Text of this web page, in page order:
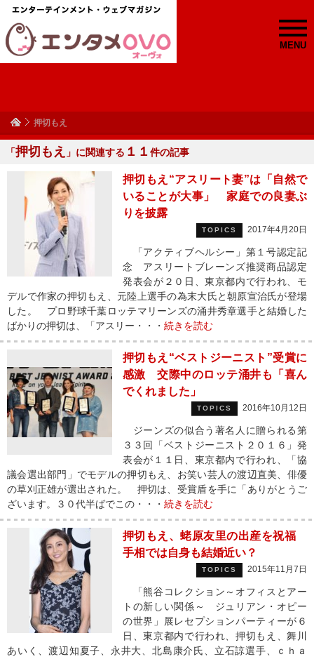
MENU
押切もえ
「押切もえ 」に関連する １１ 件の記事
押切もえ“アスリート妻”は「自然で
いることが大事」 家庭での良妻ぶ
りを披露
TOPICS 2017年4月20日
「アクティブヘルシー」第１号認定記
念 アスリートブレーンズ推奨商品認定
発表会が２０日、東京都内で行われ、モ
デルで作家の押切もえ、元陸上選手の為末大氏と朝原宣治氏が登場
した。 プロ野球千葉ロッテマリーンズの涌井秀章選手と結婚した
ばかりの押切は、「アスリー・・・ 続きを読む
押切もえ“ベストジーニスト”受賞に
感激 交際中のロッテ涌井も「喜ん
でくれました」
TOPICS 2016年10月12日
ジーンズの似合う著名人に贈られる第
３３回「ベストジーニスト２０１６」発
表会が１１日、東京都内で行われ、「協
議会選出部門」でモデルの押切もえ、お笑い芸人の渡辺直美、俳優
の草刈正雄が選出された。 押切は、受賞盾を手に「ありがとうご
ざいます。３０代半ばでこの・・・ 続きを読む
押切もえ、蛯原友里の出産を祝福
手相では自身も結婚近い？
TOPICS 2015年11月7日
「熊谷コレクション～オフィスとアー
トの新しい関係～ ジュリアン・オピー
の世界」展レセプションパーティーが６
日、東京都内で行われ、押切もえ、舞川
あいく、渡辺知夏子、永井大、北島康介氏、立石諒選手、ｃｈａ